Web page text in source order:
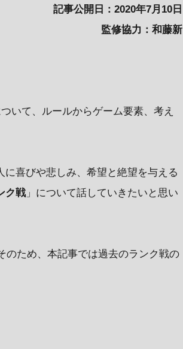
記事公開日：2020年7月10日
監修協力：和藤新
いて、ルールからゲーム要素、考え
喜びや悲しみ、希望と絶望を与える
ク戦」について話していきたいと思い
のため、本記事では過去のランク戦の